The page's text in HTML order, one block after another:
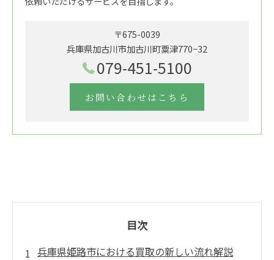
〒675-0039
兵庫県加古川市加古川町粟津770−32
079-451-5100
お問い合わせはこちら
目次
兵庫県姫路市における買取の新しい流れ解説